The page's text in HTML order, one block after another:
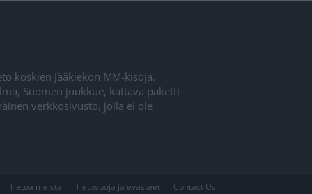
koskien Jääkiekon MM-kisoja.
Suomen joukkue, kattava paketti
verkkosivusto, jolla ei ole
Tietoa meistä Tietosuoja ja evästeet Contact Us